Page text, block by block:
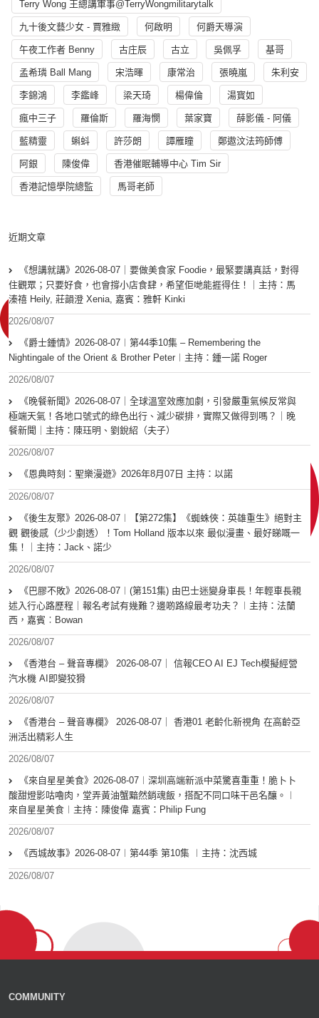
Terry Wong 王總講軍事@TerryWongmilitarytalk
九十後文藝少女 - 賈雅緻 何啟明 何爵天導演
午夜工作者 Benny 古庄辰 古立 吳佩孚 基哥
孟希璘 Ball Mang 宋浩暉 康常治 張曉嵐 朱利安
李錦鴻 李鑑峰 梁天琦 楊偉倫 湯寳如
瘋中三子 羅倫斯 羅海憫 葉家寶 薛影儀 - 阿儀
藍精靈 蝌蚪 許莎朗 譚雁瞳 鄭遨汶法筠師傅
阿銀 陳俊偉 香港催眠輔導中心 Tim Sir
香港記憶學院總監 馬哥老師
近期文章
《想講就講》2026-08-07｜要做美食家 Foodie，最緊要講真話，對得
住觀眾；只要好食，也會撐小店食肆，希望佢哋能捱得住！｜主持：馬
溱禧 Heily, 莊韻澄 Xenia, 嘉賓：雅軒 Kinki
2026/08/07
《爵士鍾情》2026-08-07︱第44季10集 – Remembering the
Nightingale of the Orient & Brother Peter︱主持：鍾一諾 Roger
2026/08/07
《晚餐新聞》2026-08-07｜全球溫室效應加劇，引發嚴重氣候反常與
極端天氣！各地口號式的綠色出行、減少碳排，實際又做得到嗎？｜晚
餐新聞｜主持：陳珏明、劉銳紹（夫子）
2026/08/07
《恩典時刻：聖樂漫遊》2026年8月07日 主持：以諾
2026/08/07
《後生友聚》2026-08-07︱【第272集】《蜘蛛俠：英雄重生》絕對主
觀 觀後感（少少劇透）！Tom Holland 版本以來 最似漫畫、最好睇嘅一
集！｜主持：Jack、諾少
2026/08/07
《巴膠不敗》2026-08-07︱(第151集) 由巴士迷變身車長！年輕車長親
述入行心路歷程｜報名考試有幾難？邊啲路線最考功夫？︱主持：法蘭
西，嘉賓︰Bowan
2026/08/07
《香港台 – 聲音專欄》 2026-08-07｜ 信報CEO AI EJ Tech模擬經營
汽水機 AI即變狡猾
2026/08/07
《香港台 – 聲音專欄》 2026-08-07｜ 香港01 老齡化新視角 在高齡亞
洲活出精彩人生
2026/08/07
《來自星星美食》2026-08-07︱深圳高端新派中菜驚喜重重！脆卜卜
酸甜燈影咕嚕肉，堂弄黃油蟹黯然銷魂飯，搭配不同口味干邑名釀。︱
來自星星美食︱主持：陳俊偉 嘉賓：Philip Fung
2026/08/07
《西城故事》2026-08-07︱第44季 第10集 ︱主持：沈西城
2026/08/07
COMMUNITY